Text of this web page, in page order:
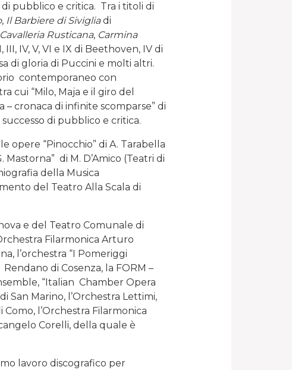
pubblico e critica. Tra i titoli di
, Il Barbiere di Sivigliadi
Rusticana, Carmina
III, IV, V, VI e IX di Beethoven, IV di
di gloria di Puccini e molti altri.
contemporaneo con
cui “Milo, Maja e il giro del
– cronaca di infinite scomparse” di
di pubblico e critica.
opere “Pinocchio” di A. Tarabella
Mastorna” di M. D’Amico (Teatri di
della Musica
del Teatro Alla Scala di
e del Teatro Comunale di
Filarmonica Arturo
l’orchestra “I Pomeriggi
di Cosenza, la FORM –
“Italian Chamber Opera
San Marino, l’Orchestra Lettimi,
Como, l’Orchestra Filarmonica
Corelli, della quale è
lavoro discografico per